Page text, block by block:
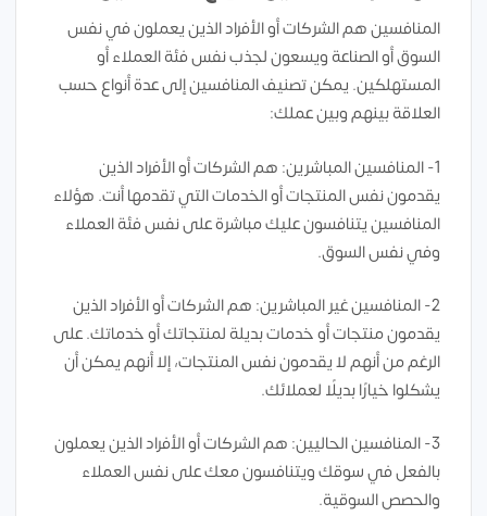
المنافسين هم الشركات أو الأفراد الذين يعملون في نفس
السوق أو الصناعة ويسعون لجذب نفس فئة العملاء أو
المستهلكين. يمكن تصنيف المنافسين إلى عدة أنواع حسب
العلاقة بينهم وبين عملك:
1- المنافسين المباشرين: هم الشركات أو الأفراد الذين
يقدمون نفس المنتجات أو الخدمات التي تقدمها أنت. هؤلاء
المنافسين يتنافسون عليك مباشرة على نفس فئة العملاء
وفي نفس السوق.
2- المنافسين غير المباشرين: هم الشركات أو الأفراد الذين
يقدمون منتجات أو خدمات بديلة لمنتجاتك أو خدماتك. على
الرغم من أنهم لا يقدمون نفس المنتجات، إلا أنهم يمكن أن
يشكلوا خيارًا بديلًا لعملائك.
3- المنافسين الحاليين: هم الشركات أو الأفراد الذين يعملون
بالفعل في سوقك ويتنافسون معك على نفس العملاء
والحصص السوقية.